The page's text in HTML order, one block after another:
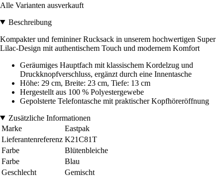
Alle Varianten ausverkauft
Beschreibung
Kompakter und femininer Rucksack in unserem hochwertigen Super
Lilac-Design mit authentischem Touch und modernem Komfort
Geräumiges Hauptfach mit klassischem Kordelzug und
Druckknopfverschluss, ergänzt durch eine Innentasche
Höhe: 29 cm, Breite: 23 cm, Tiefe: 13 cm
Hergestellt aus 100 % Polyestergewebe
Gepolsterte Telefontasche mit praktischer Kopfhöreröffnung
Zusätzliche Informationen
Marke
Eastpak
Lieferantenreferenz K21C81T
Farbe
Blütenbleiche
Farbe
Blau
Geschlecht
Gemischt